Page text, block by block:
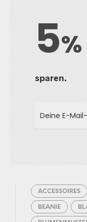
5%
sparen.
ACCESSOIRES
BEANIE